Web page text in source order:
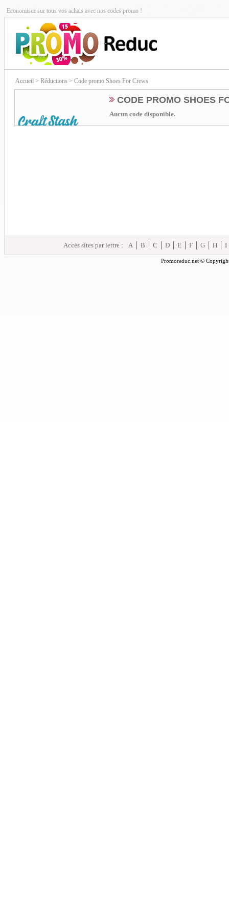
Economisez sur tous vos achats avec nos codes promo !
Accueil > Réductions > Code promo Shoes For Crews
CODE PROMO SHOES
Aucun code disponible.
Accès sites par lettre : A B C D E F G H I
Promoreduc.net ©